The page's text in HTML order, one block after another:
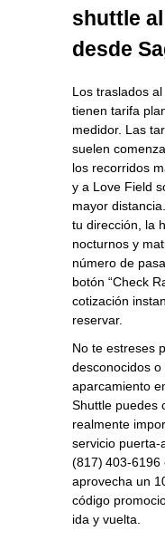
shuttle
desde
Los traslados
tienen tarifa
medidor. Las
suelen
los recorridos
y a Love Field
mayor
tu dirección, la
nocturnos y
número de
botón “Check
cotización
reservar.
No te estreses
desconocidos
aparcamiento
Shuttle puedes
realmente
servicio
(817)
aprovecha un
código
ida y vuelta.